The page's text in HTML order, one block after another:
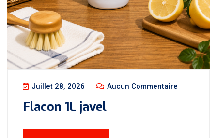
Juillet 28, 2026 Aucun Commentaire
Flacon 1L javel